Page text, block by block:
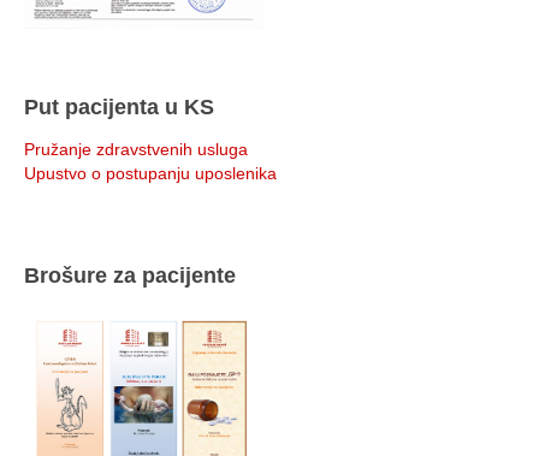
Put pacijenta u KS
Pružanje zdravstvenih usluga
Upustvo o postupanju uposlenika
Brošure za pacijente